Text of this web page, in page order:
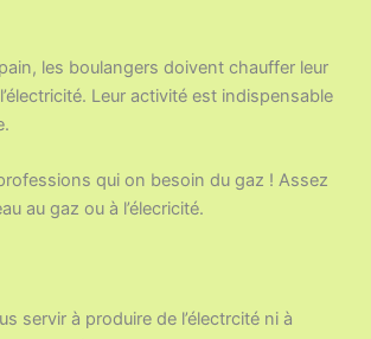
les boulangers doivent chauffer leur
Leur activité est indispensable
qui on besoin du gaz ! Assez
au gaz ou à l’élecricité.
servir à produire de l’électrcité ni à